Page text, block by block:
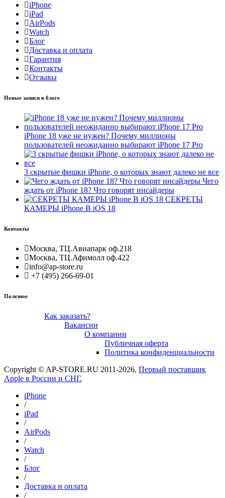
iPhone
iPad
AirPods
Watch
Блог
Доставка и оплата
Гарантия
Контакты
Отзывы
Новые записи в блоге
iPhone 18 уже не нужен? Почему миллионы
пользователей неожиданно выбирают iPhone 17 Pro
3 скрытые фишки iPhone, о которых знают далеко не все
Чего
ждать от iPhone 18? Что говорят инсайдеры
СЕКРЕТЫ
КАМЕРЫ iPhone В iOS 18
Контакты
Москва, ТЦ.Авиапарк оф.218
Москва, ТЦ.Афимолл оф.422
info@ap-store.ru
+7 (495) 266-69-01
Полезное
Как заказать?
Вакансии
О компании
Публичная оферта
Политика конфиденциальности
Copyright © AP-STORE.RU 2011-2026. Первый поставщик
Apple в России и СНГ.
iPhone
/
iPad
/
AirPods
/
Watch
/
Блог
/
Доставка и оплата
/